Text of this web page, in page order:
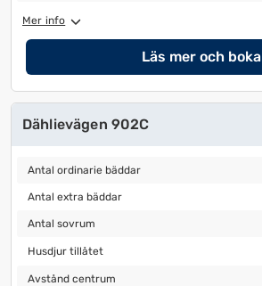
Mer info
Läs mer och boka
Dählievägen 902C
Antal ordinarie bäddar
Antal ordinarie bäddar
Antal extra bäddar
Antal extra bäddar
Antal sovrum
Antal sovrum
Husdjur tillåtet
Husdjur tillåtet
Avstånd centrum
Avstånd centrum